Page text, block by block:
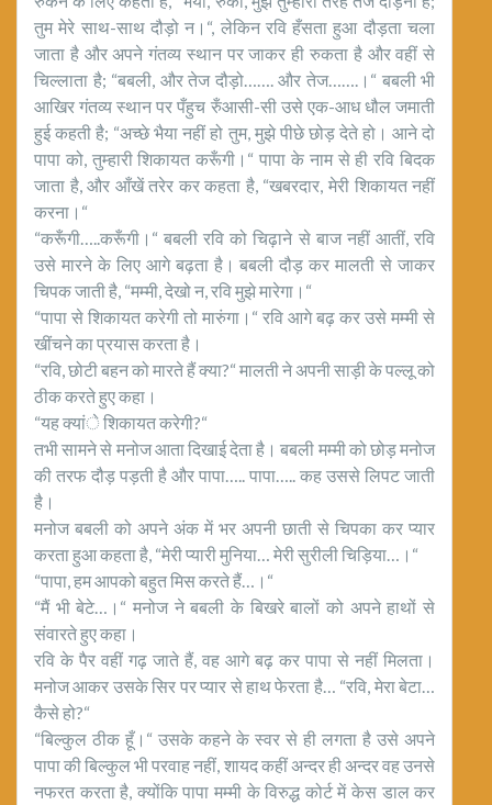
तुम मेरे साथ-साथ दौड़ो न।“, लेकिन रवि हँसता हुआ दौड़ता चला
जाता है और अपने गंतव्य स्थान पर जाकर ही रुकता है और वहीं से
चिल्लाता है; “बबली, और तेज दौड़ो……. और तेज…….।“ बबली भी
आखिर गंतव्य स्थान पर पँहुच रुँआसी-सी उसे एक-आध धौल जमाती
हुई कहती है; “अच्छे भैया नहीं हो तुम, मुझे पीछे छोड़ देते हो। आने दो
पापा को, तुम्हारी शिकायत करूँगी।“ पापा के नाम से ही रवि बिदक
जाता है, और आँखें तरेर कर कहता है, “खबरदार, मेरी शिकायत नहीं
करना।“
“करूँगी…..करूँगी।“ बबली रवि को चिढ़ाने से बाज नहीं आतीं, रवि
उसे मारने के लिए आगे बढ़ता है। बबली दौड़ कर मालती से जाकर
चिपक जाती है, “मम्मी, देखो न, रवि मुझे मारेगा।“
“पापा से शिकायत करेगी तो मारुंगा।“ रवि आगे बढ़ कर उसे मम्मी से
खींचने का प्रयास करता है।
“रवि, छोटी बहन को मारते हैं क्या?“ मालती ने अपनी साड़ी के पल्लू को
ठीक करते हुए कहा।
“यह क्यांे शिकायत करेगी?“
तभी सामने से मनोज आता दिखाई देता है। बबली मम्मी को छोड़ मनोज
की तरफ दौड़ पड़ती है और पापा….. पापा….. कह उससे लिपट जाती
है।
मनोज बबली को अपने अंक में भर अपनी छाती से चिपका कर प्यार
करता हुआ कहता है, “मेरी प्यारी मुनिया… मेरी सुरीली चिड़िया…।“
“पापा, हम आपको बहुत मिस करते हैं…।“
“मैं भी बेटे…।“ मनोज ने बबली के बिखरे बालों को अपने हाथों से
संवारते हुए कहा।
रवि के पैर वहीं गढ़ जाते हैं, वह आगे बढ़ कर पापा से नहीं मिलता।
मनोज आकर उसके सिर पर प्यार से हाथ फेरता है… “रवि, मेरा बेटा…
कैसे हो?“
“बिल्कुल ठीक हूँ।“ उसके कहने के स्वर से ही लगता है उसे अपने
पापा की बिल्कुल भी परवाह नहीं, शायद कहीं अन्दर ही अन्दर वह उनसे
नफरत करता है, क्योंकि पापा मम्मी के विरुद्ध कोर्ट में केस डाल कर